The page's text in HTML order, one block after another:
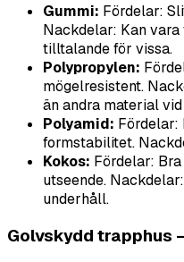
Gummi: Fördelar:
Nackdelar: Kan
tilltalande för vissa.
Polypropylen:
mögelresistent.
än andra material
Polyamid:
formstabilitet.
Kokos: Fördelar:
utseende.
underhåll.
Golvskydd trapphus